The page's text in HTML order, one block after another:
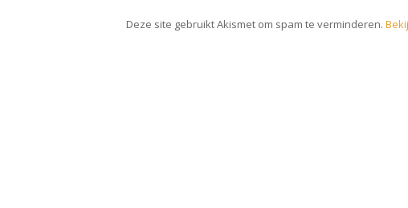
Deze site gebruikt Akismet om spam te verminderen.